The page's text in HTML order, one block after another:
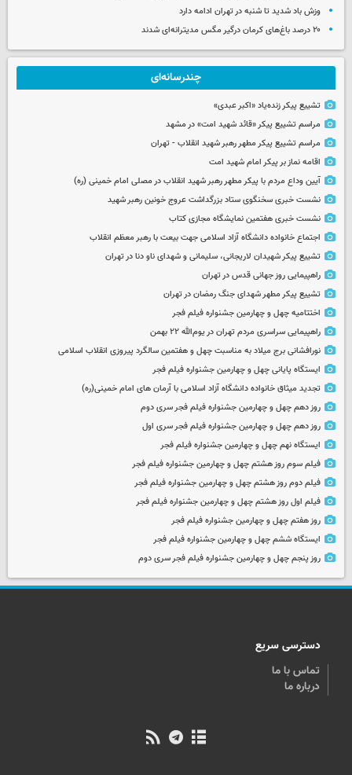
وزش باد شدید تا شنبه در تهران ادامه دارد
۲۰ درصد باغ‌های کرمان درگیر مگس مدیترانه‌ای شدند
چندرسانه‌ای
تشییع پیکر زنده‌یاد «اکبر عبدی»
مراسم تشییع پیکر «قائد شهید امت» در مشهد
مراسم تشییع پیکر مطهر رهبر شهید انقلاب - تهران
اقامه نماز بر پیکر امام شهید امت
آیین وداع مردم با پیکر مطهر رهبر شهید انقلاب در مصلی امام خمینی (ره)
نشست خبری سخنگوی ستاد بزرگداشت عروج خونین رهبر شهید
نشست خبری هفتمین نمایشگاه مجازی کتاب
اجتماع خانواده دانشگاه آزاد اسلامی جهت بیعت با رهبر معظم انقلاب
تشییع پیکر شهیدان لاریجانی، سلیمانی و شهدای ناو دنا در تهران
راهپیمایی روز جهانی قدس در تهران
تشییع پیکر مطهر شهدای جنگ رمضان در تهران
اختتامیه چهل و چهارمین جشنواره فیلم فجر
راهپیمایی سراسری مردم تهران در یوم‌الله ۲۲ بهمن
نورافشانی برج میلاد به مناسبت چهل‌ و هفتمین سالگرد پیروزی انقلاب اسلامی
ایستگاه پایانی چهل و چهارمین جشنواره فیلم فجر
تجدید میثاق خانواده دانشگاه آزاد اسلامی با آرمان های امام خمینی(ره)
روز دهم چهل و چهارمین جشنواره فیلم فجر سری دوم
روز دهم چهل و چهارمین جشنواره فیلم فجر سری اول
ایستگاه نهم چهل و چهارمین جشنواره فیلم فجر
فیلم سوم روز هشتم چهل و چهارمین جشنواره فیلم فجر
فیلم دوم روز هشتم چهل و چهارمین جشنواره فیلم فجر
فیلم اول روز هشتم چهل و چهارمین جشنواره فیلم فجر
روز هفتم چهل و چهارمین جشنواره فیلم فجر
ایستگاه ششم چهل و چهارمین جشنواره فیلم فجر
روز پنجم چهل و چهارمین جشنواره فیلم فجر سری دوم
دسترسی سریع
تماس با ما
درباره ما